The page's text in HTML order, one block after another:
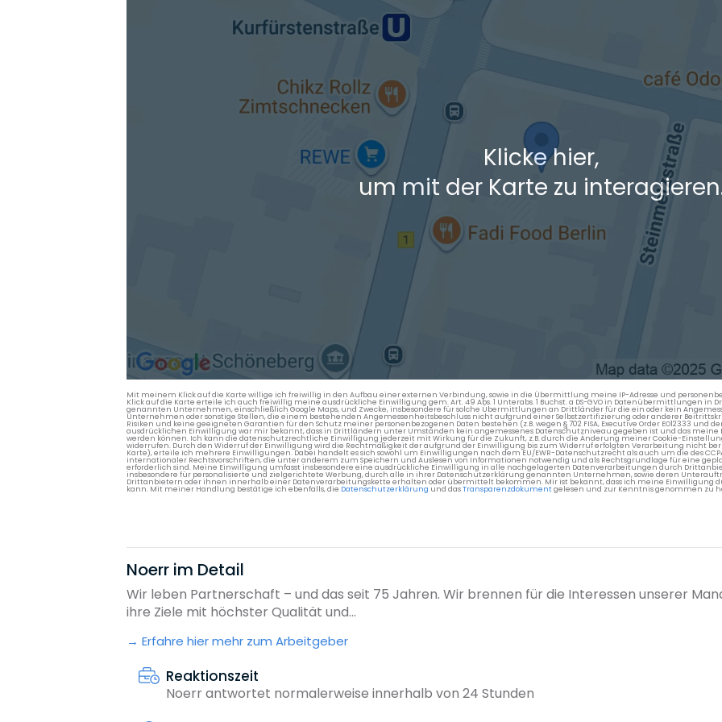
Die berechneten Anreisezeiten basieren auf den Verkehrsdaten eines typischen Dienstag morgens um 8:30.
Klicke hier,
um mit der Karte zu
Mit meinem Klick auf die Karte willige ich freiwillig in den Aufbau einer externen Verbindung, sowie in die Übermittlung meine IP-Adresse und
Klick auf die Karte erteile ich auch freiwillig meine ausdrückliche Einwilligung gem. Art. 49 Abs. 1 Unterabs. 1 Buchst. a DS-GVO in Datenübermittlungen
genannten Unternehmen, einschließlich Google Maps, und Zwecke, insbesondere für solche Übermittlungen an Drittländer für die ein oder kein
Unternehmen oder sonstige Stellen, die einem bestehenden Angemessenheitsbeschluss nicht aufgrund einer Selbstzertifizierung oder anderer
Risiken und keine geeigneten Garantien für den Schutz meiner personenbezogenen Daten bestehen (z.B. wegen § 702 FISA, Executive Order EO12333 und
ausdrücklichen Einwilligung war mir bekannt, dass in Drittländern unter Umständen kein angemessenes Datenschutzniveau gegeben ist und das
werden können. Ich kann die datenschutzrechtliche Einwilligung jederzeit mit Wirkung für die Zukunft, z.B. durch die Änderung meiner Cookie-
widerrufen. Durch den Widerruf der Einwilligung wird die Rechtmäßigkeit der aufgrund der Einwilligung bis zum Widerruf erfolgten Verarbeitung nicht
Karte), erteile ich mehrere Einwilligungen. Dabei handelt es sich sowohl um Einwilligungen nach dem EU/EWR-Datenschutzrecht als auch um die des
internationaler Rechtsvorschriften, die unter anderem zum Speichern und Auslesen von Informationen notwendig und als Rechtsgrundlage für eine
erforderlich sind. Meine Einwilligung umfasst insbesondere eine ausdrückliche Einwilligung in alle nachgelagerten Datenverarbeitungen durch
insbesondere für personalisierte und zielgerichtete Werbung, durch alle in ihrer Datenschutzerklärung genannten Unternehmen, sowie deren
Drittanbietern oder ihnen innerhalb einer Datenverarbeitungskette erhalten oder übermittelt bekommen. Mir ist bekannt, dass ich meine Einwilligung
kann. Mit meiner Handlung bestätige ich ebenfalls, die Datenschutzerklärung und dasTransparenzdokumentgelesen und zur Kenntnis genommen zu
Noerr im Detail
Wir leben Partnerschaft – und das seit 75 Jahren. Wir brennen für die Interessen unserer
ihre Ziele mit höchster Qualität und...
Erfahre hier mehr zum Arbeitgeber
Reaktionszeit
Noerr antwortet normalerweise innerhalb von 24 Stunden